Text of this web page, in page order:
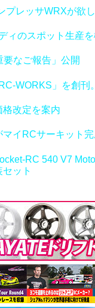
プレッサWRXが欲
ィのスポット生産
なご報告」公開
WORKS」を創刊
格改定を案内
イRCサーキット
RC 540 V7
ット